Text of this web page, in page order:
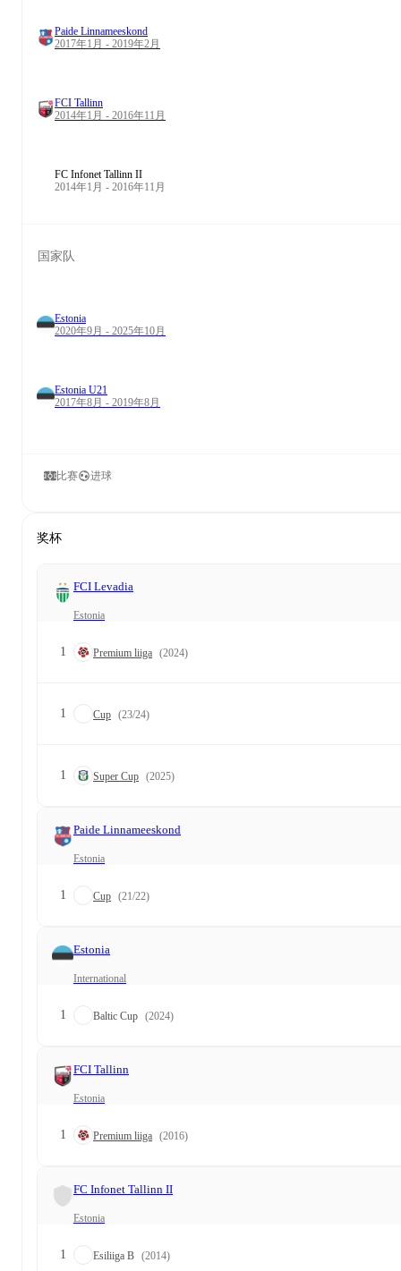
Paide Linnameeskond
2017年1月 - 2019年2月
FCI Tallinn
2014年1月 - 2016年11月
FC Infonet Tallinn II
2014年1月 - 2016年11月
国家队
Estonia
2020年9月 - 2025年10月
Estonia U21
2017年8月 - 2019年8月
比赛 进球
奖杯
FCI Levadia
Estonia
1 Premium liiga (2024)
1 Cup (23/24)
1 Super Cup (2025)
Paide Linnameeskond
Estonia
1 Cup (21/22)
Estonia
International
1 Baltic Cup (2024)
FCI Tallinn
Estonia
1 Premium liiga (2016)
FC Infonet Tallinn II
Estonia
1 Esiliiga B (2014)